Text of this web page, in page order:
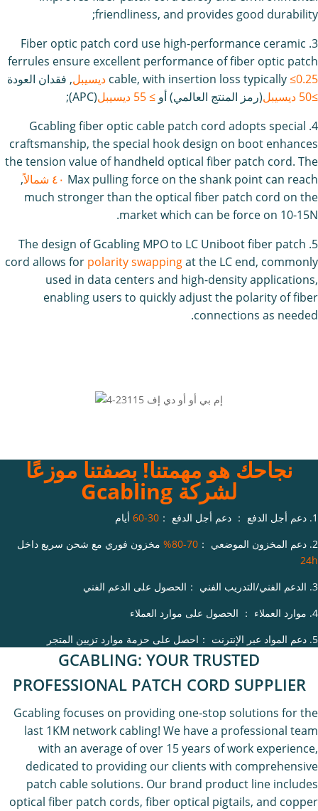
friendliness, and provides good durability;
3. Fiber optic patch cord use high-performance ceramic
ferrules ensure excellent performance of fiber optic patch
cable, with insertion loss typically≤0.25 ديسيبل
, فقدان العودة
≥50 ديسيبل
(رمز المنتج العالمي) أو ≥ 55 ديسيبل
(APC);
4. Gcabling fiber optic cable patch cord adopts special
craftsmanship, the special hook design on boot enhances
the tension value of handheld optical fiber patch cord. The
Max pulling force on the shank point can reach ٤٠ شمالاً
,
much stronger than the optical fiber patch cord on the
market which can be force on 10-15N.
5. The design of Gcabling MPO to LC Uniboot fiber patch
cord allows for polarity swappingat the LC end, commonly
used in data centers and high-density applications,
enabling users to quickly adjust the polarity of fiber
connections as needed.
نجاحك هو مهمتنا! بصفتنا موزعًا
لشركة Gcabling
1. دعم أجل الدفع ： دعم أجل الدفع ： 30-60
أيام
2. دعم المخزون الموضعي ：
70-80%
مخزون فوري مع شحن سريع داخل
24h
3. الدعم الفني/التدريب الفني ：الحصول على الدعم الفني
4. موارد العملاء ： الحصول على موارد العملاء
5. دعم المواد عبر الإنترنت ：احصل على حزمة موارد تزيين المتجر
GCABLING: YOUR TRUSTED
PROFESSIONAL PATCH CORD SUPPLIER
Gcabling focuses on providing one-stop solutions for the
last 1KM network cabling! We have a professional team
with an average of over 15 years of work experience,
dedicated to providing our clients with comprehensive
patch cable solutions. Our brand product line includes
optical fiber patch cords, fiber optical pigtails, and copper